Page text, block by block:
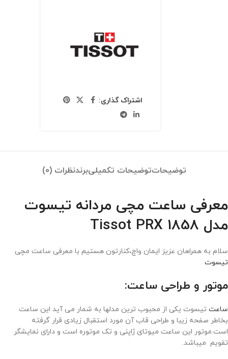
اشتراک گذاری:
توضیحاتتوضیحات تکمیلیبرندنظرات (0)
معرفی ساعت مچی مردانه تیسوت
مدل Tissot PRX 1858
سلام به همراهان عزیز ایمان واچ،کنارتون هستیم با معرفی ساعت مچی
تیسوت
موتور و طراحی ساعت:
ساعت تیسوت یکی از محبوب ترین مدلها به شمار می آید این ساعت
بخاطر صفحه زیبا و طراحی قاب آن مورد استقبال زیادی قرار گرفته
است.موتور این ساعت میوتای ژاپنی و تک موتوره است و دارای نمایشگر
تقویم میباشد.